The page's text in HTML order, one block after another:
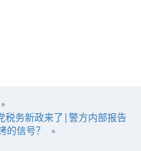
税务新政来了|警方内部报告
的信号？